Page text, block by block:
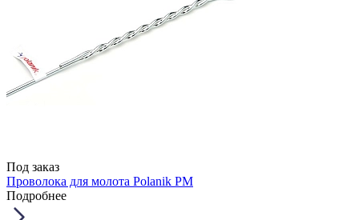
Под заказ
Проволока для молота Polanik PM
Подробнее